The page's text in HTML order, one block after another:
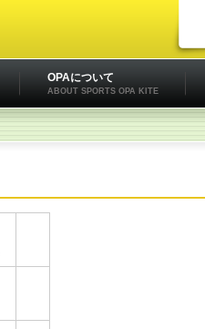
OPAについて
ABOUT SPORTS OPA KITE